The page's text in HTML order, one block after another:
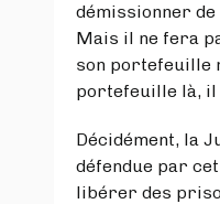
démissionner
Mais il ne fera
son portefeuille
portefeuille là,
Décidément, la
défendue par
libérer des